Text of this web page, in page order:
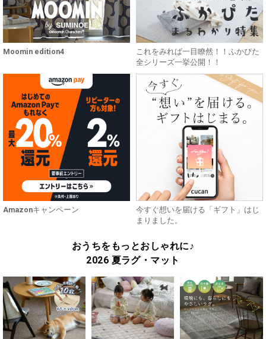
Moomin edition4
これをみれば一目瞭然！！ふかぴた
全シリーズ一挙公開！！
Amazonキャンペーン
今すぐ想いを届ける「ギフト」はじ
まりました。
おうちをもっとおしゃれに♪
2026 夏ラグ・マット